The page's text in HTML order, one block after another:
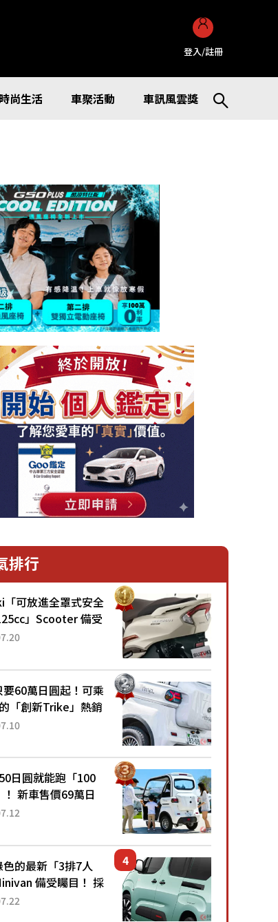
登入/註冊
時尚生活 車聚活動 車訊風雲獎
排行
「可放進全罩式安全
」Scooter 備受
用全新流線設計與
開始出口的新款
60萬日圓起！可乘
「創新Trike」熱銷
人氣車款！「養車
能跑100公里」「小
...
日圓就能跑「100
新車售價69萬日
人座」Trike大受歡
迅速熱賣？
色的最新「3排7人
備受矚目！ 採
公尺剛剛好的車